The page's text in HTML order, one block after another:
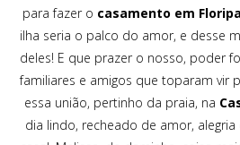
para fazer o casamento em Floripa
ilha seria o palco do amor, e desse
deles! E que prazer o nosso, poder
familiares e amigos que toparam vir
essa união, pertinho da praia, na
dia lindo, recheado de amor,